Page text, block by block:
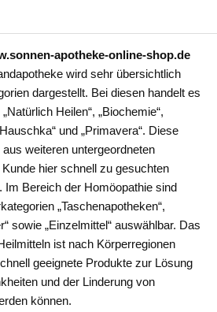
apotheke-online-shop.de
wird sehr übersichtlich
dargestellt. Bei diesen handelt es
Heilen“, „Biochemie“,
und „Primavera“. Diese
weiteren untergeordneten
hier schnell zu gesuchten
Im Bereich der Homöopathie sind
„Taschenapotheken“,
sowie „Einzelmittel“ auswählbar. Das
ist nach Körperregionen
geeignete Produkte zur Lösung
und der Linderung von
können.